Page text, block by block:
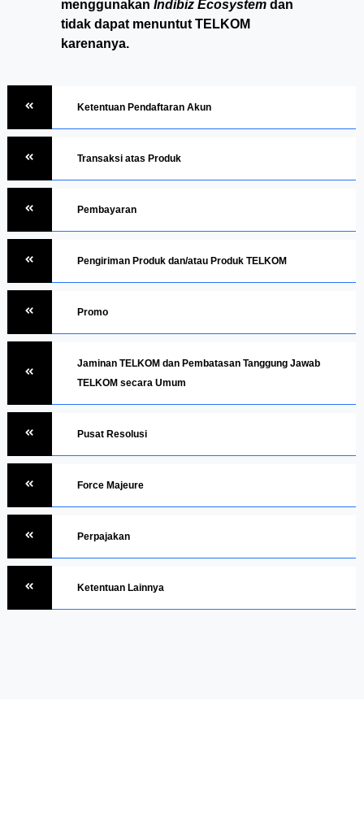
menggunakan Indibiz Ecosystem dan
tidak dapat menuntut TELKOM
karenanya.
Ketentuan Pendaftaran Akun
Transaksi atas Produk
Pembayaran
Pengiriman Produk dan/atau Produk TELKOM
Promo
Jaminan TELKOM dan Pembatasan Tanggung Jawab
TELKOM secara Umum
Pusat Resolusi
Force Majeure
Perpajakan
Ketentuan Lainnya